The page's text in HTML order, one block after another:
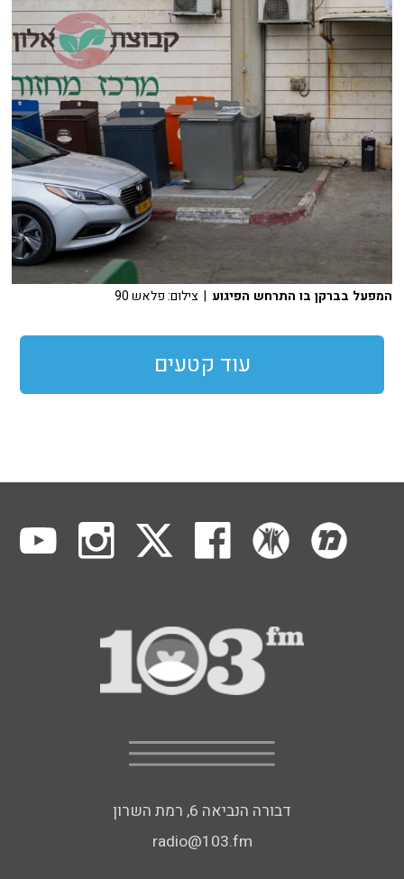
המפעל בברקן בו התרחש הפיגוע | צילום: פלאש 90
עוד קטעים
דבורה הנביאה 6, רמת השרון
radio@103.fm